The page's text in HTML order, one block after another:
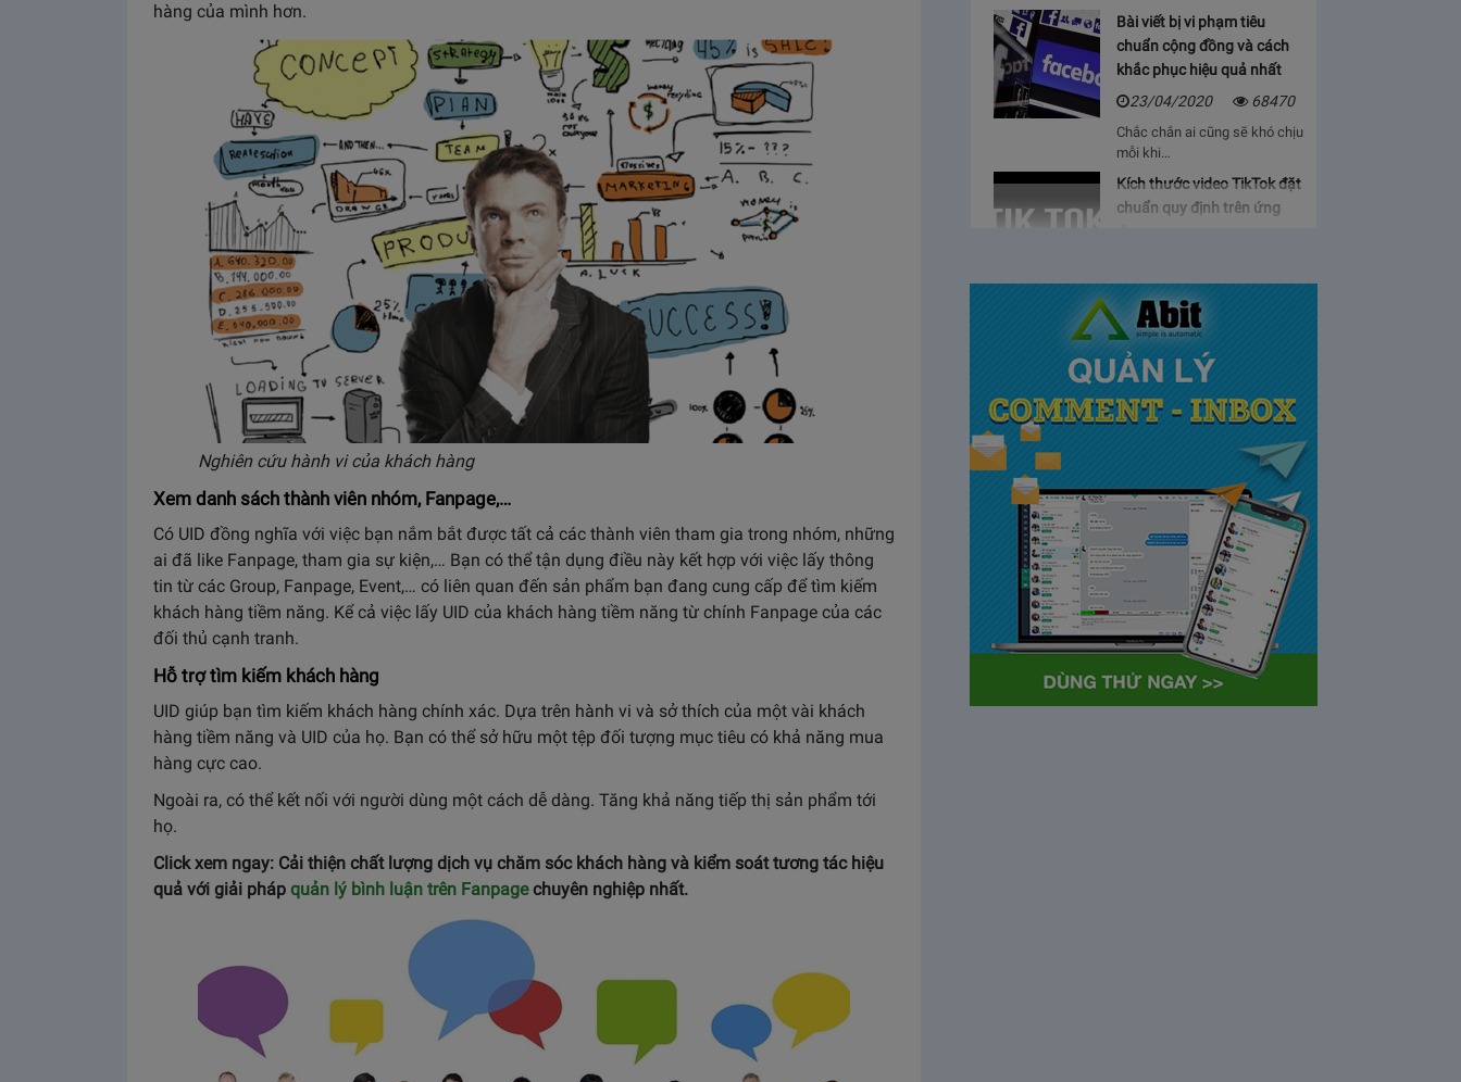
hàng của mình hơn.
Nghiên cứu hành vi của khách hàng
Xem danh sách thành viên nhóm, Fanpage,…
Có UID đồng nghĩa với việc bạn nắm bắt được tất cả các thành viên tham gia trong nhóm, những
ai đã like Fanpage, tham gia sự kiện,… Bạn có thể tận dụng điều này kết hợp với việc lấy thông
tin từ các Group, Fanpage, Event,… có liên quan đến sản phẩm bạn đang cung cấp để tìm kiếm
khách hàng tiềm năng. Kể cả việc lấy UID của khách hàng tiềm năng từ chính Fanpage của các
đối thủ cạnh tranh.
Hỗ trợ tìm kiếm khách hàng
UID giúp bạn tìm kiếm khách hàng chính xác. Dựa trên hành vi và sở thích của một vài khách
hàng tiềm năng và UID của họ. Bạn có thể sở hữu một tệp đối tượng mục tiêu có khả năng mua
hàng cực cao.
Ngoài ra, có thể kết nối với người dùng một cách dễ dàng. Tăng khả năng tiếp thị sản phẩm tới
họ.
Click xem ngay: Cải thiện chất lượng dịch vụ chăm sóc khách hàng và kiểm soát tương tác hiệu
quả với giải pháp quản lý bình luận trên Fanpagechuyên nghiệp nhất.
Bài viết bị vi phạm tiêu
chuẩn cộng đồng và cách
khắc phục hiệu quả nhất
23/04/2020
68470
Chắc chắn ai cũng sẽ khó chịu
mỗi khi…
Kích thước video TikTok đặt
chuẩn quy định trên ứng
Bạn sẽ cảm thấy mệt mỏi, vì cứ
phải…
Bảng giá lượt view Youtube
tại Việt Nam và Hoa kỳ mới
28/05/2020
63383
Khi tham gia chương trình
Partner Program của YouTube,
…
Cách bỏ ẩn trò chuyện trên
Zalo ở thiết bị máy tính và
điện thoại iphone
26/05/2020
62316
Bỏ ẩn cuộc trò chuyện là tính
năng khá…